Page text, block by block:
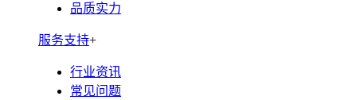
品质实力
服务支持+
行业资讯
常见问题